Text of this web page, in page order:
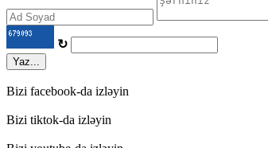
↻
Yaz...
Bizi facebook-da izləyin
Bizi tiktok-da izləyin